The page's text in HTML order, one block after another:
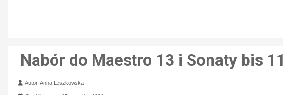
Nabór do Maestro 13 i Sonaty bis 11
Szczegóły
Autor:Anna Leszkowska